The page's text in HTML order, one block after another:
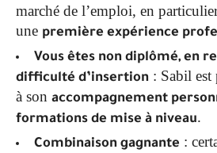
marché de l’emploi, en
une première expérience
Vous êtes non diplômé, en
difficulté d’insertion : Sabil est
à son accompagnement
formations de mise à niveau.
Combinaison gagnante :